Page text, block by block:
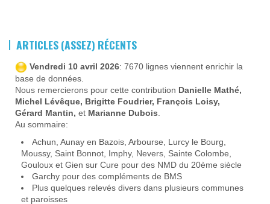
ARTICLES (ASSEZ) RÉCENTS
Vendredi 10 avril 2026: 7670 lignes viennent enrichir la
base de données.
Nous remercierons pour cette contribution Danielle Mathé,
Michel Lévêque, Brigitte Foudrier, François Loisy,
Gérard Mantin, et Marianne Dubois
Au sommaire:
Achun, Aunay en Bazois, Arbourse, Lurcy le Bourg,
Moussy, Saint Bonnot, Imphy, Nevers, Sainte Colombe,
Gouloux et Gien sur Cure pour des NMD du 20ème siècle
Garchy pour des compléments de BMS
Plus quelques relevés divers dans plusieurs communes
et paroisses